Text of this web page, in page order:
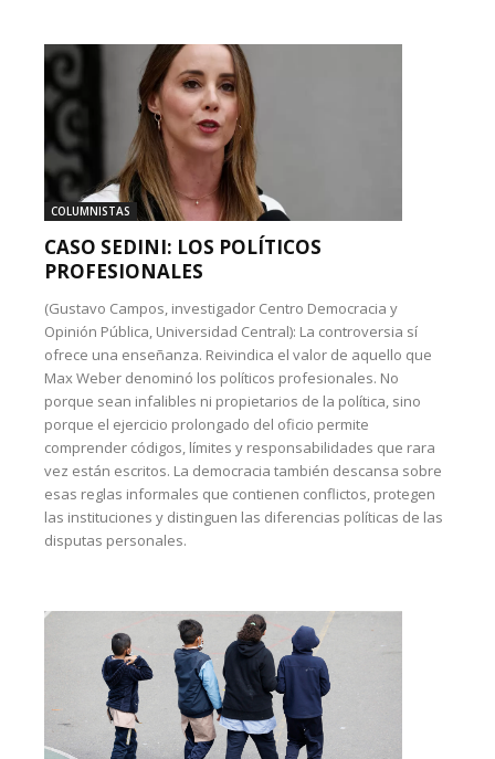
COLUMNISTAS
CASO SEDINI: LOS POLÍTICOS
PROFESIONALES
(Gustavo Campos, investigador Centro Democracia y
Opinión Pública, Universidad Central): La controversia sí
ofrece una enseñanza. Reivindica el valor de aquello que
Max Weber denominó los políticos profesionales. No
porque sean infalibles ni propietarios de la política, sino
porque el ejercicio prolongado del oficio permite
comprender códigos, límites y responsabilidades que rara
vez están escritos. La democracia también descansa sobre
esas reglas informales que contienen conflictos, protegen
las instituciones y distinguen las diferencias políticas de las
disputas personales.